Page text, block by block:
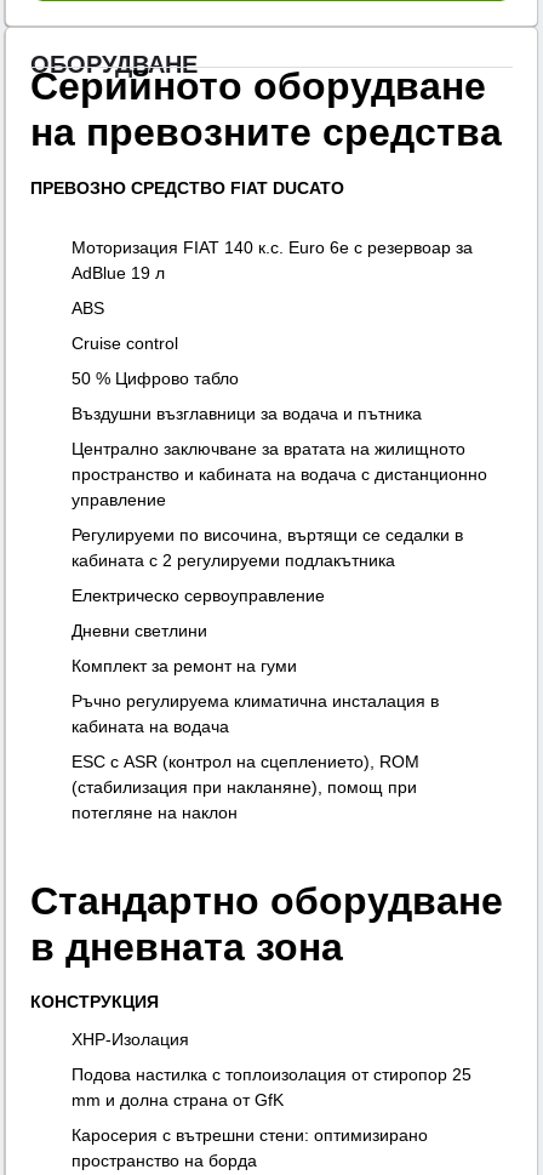
ОБОРУДВАНЕ
Серийното оборудване
на превозните средства
ПРЕВОЗНО СРЕДСТВО FIAT DUCATO
Моторизация FIAT 140 к.с. Euro 6e с резервоар за
AdBlue 19 л
ABS
Cruise control
50 % Цифровo табло
Въздушни възглавници за водача и пътника
Централно заключване за вратата на жилищното
пространство и кабината на водача с дистанционно
управление
Регулируеми по височина, въртящи се седалки в
кабината с 2 регулируеми подлакътника
Електрическо сервоуправление
Дневни светлини
Комплект за ремонт на гуми
Ръчно регулируема климатична инсталация в
кабината на водача
ESC с ASR (контрол на сцеплението), ROM
(стабилизация при накланяне), помощ при
потегляне на наклон
Стандартно оборудване
в дневната зона
КОНСТРУКЦИЯ
XHP-Изолация
Подова настилка с топлоизолация от стиропор 25
mm и долна страна от GfK
Каросерия с вътрешни стени: оптимизирано
пространство на борда